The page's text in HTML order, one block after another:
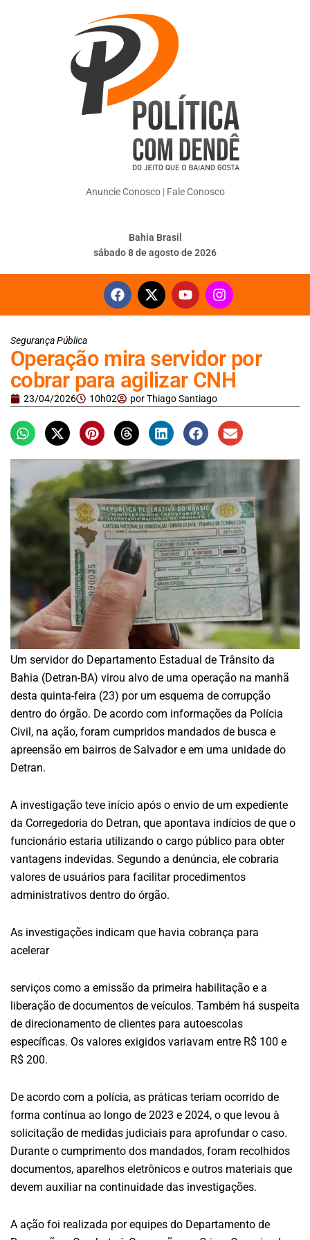
Anuncie Conosco| Fale Conosco
Bahia Brasil
sábado 8 de agosto de 2026
Segurança Pública
Operação mira servidor por
cobrar para agilizar CNH
23/04/2026 10h02 porThiago Santiago
Um servidor do Departamento Estadual de Trânsito da
Bahia (Detran-BA) virou alvo de uma operação na manhã
desta quinta-feira (23) por um esquema de corrupção
dentro do órgão. De acordo com informações da Polícia
Civil, na ação, foram cumpridos mandados de busca e
apreensão em bairros de Salvador e em uma unidade do
Detran.
A investigação teve início após o envio de um expediente
da Corregedoria do Detran, que apontava indícios de que o
funcionário estaria utilizando o cargo público para obter
vantagens indevidas. Segundo a denúncia, ele cobraria
valores de usuários para facilitar procedimentos
administrativos dentro do órgão.
As investigações indicam que havia cobrança para
acelerar
serviços como a emissão da primeira habilitação e a
liberação de documentos de veículos. Também há suspeita
de direcionamento de clientes para autoescolas
específicas. Os valores exigidos variavam entre R$ 100 e
R$ 200.
De acordo com a polícia, as práticas teriam ocorrido de
forma contínua ao longo de 2023 e 2024, o que levou à
solicitação de medidas judiciais para aprofundar o caso.
Durante o cumprimento dos mandados, foram recolhidos
documentos, aparelhos eletrônicos e outros materiais que
devem auxiliar na continuidade das investigações.
A ação foi realizada por equipes do Departamento de